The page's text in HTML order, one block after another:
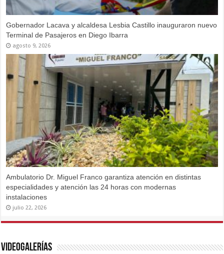
Gobernador Lacava y alcaldesa Lesbia Castillo inauguraron nuevo
Terminal de Pasajeros en Diego Ibarra
agosto 9, 2026
Ambulatorio Dr. Miguel Franco garantiza atención en distintas
especialidades y atención las 24 horas con modernas
instalaciones
julio 22, 2026
Videogalerías